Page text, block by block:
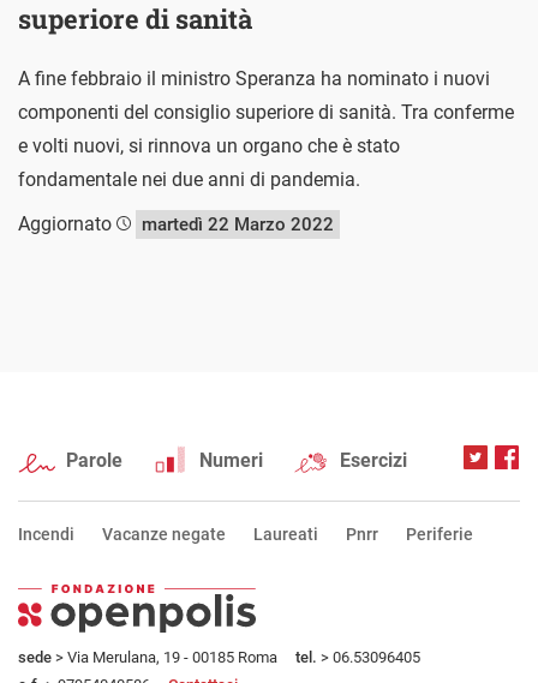
superiore di sanità
A fine febbraio il ministro Speranza ha nominato i nuovi
componenti del consiglio superiore di sanità. Tra conferme
e volti nuovi, si rinnova un organo che è stato
fondamentale nei due anni di pandemia.
Aggiornato
martedì 22 Marzo 2022
Parole Numeri Esercizi
Incendi Vacanze negate Laureati Pnrr Periferie
sede > Via Merulana, 19 - 00185 Roma tel. > 06.53096405